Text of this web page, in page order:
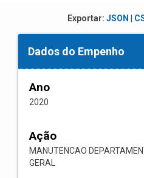
Exportar: JSON
Dados do Empenho
Ano
2020
Ação
MANUTENCAO
GERAL